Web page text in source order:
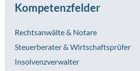
Kompetenzfelder
Rechtsanwälte & Notare
Steuerberater & Wirtschaftsprüfer
Insolvenzverwalter